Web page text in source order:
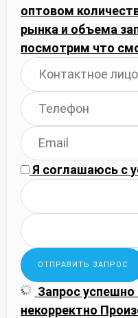
оптовом
рынка и объема
посмотрим что
Я соглашаюсь с
Запрос успешно
некорректно